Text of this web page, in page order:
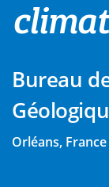
Bureau
Orléans,